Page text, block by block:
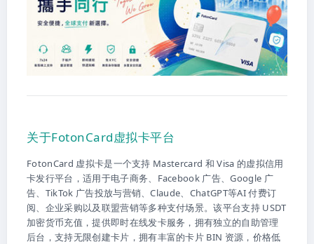
关于FotonCard虚拟卡平台
FotonCard 虚拟卡是一个支持 Mastercard 和 Visa 的虚拟信用
卡发行平台，适用于电子商务、Facebook 广告、Google 广
告、TikTok 广告投放与营销、Claude、ChatGPT等AI 付费订
阅、企业采购以及联盟营销等多种支付场景。该平台支持 USDT
加密货币充值，提供即时在线发卡服务，拥有独立的自助管理
后台，支持无限创建卡片，拥有丰富的卡片 BIN 资源，价格低